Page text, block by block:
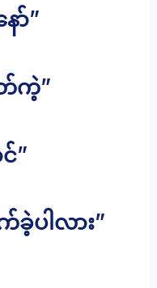
ာ်”
ကဲ့”
”
ခဲ့ပါလား”